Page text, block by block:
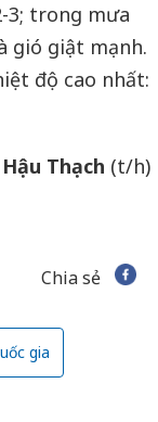
3; trong mưa
gió giật mạnh.
độ cao nhất:
Hậu Thạch (t/h)
Chia sẻ
gia